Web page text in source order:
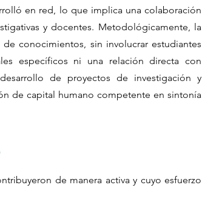
en red, lo que implica una colaboración
y docentes. Metodológicamente, la
conocimientos, sin involucrar estudiantes
específicos ni una relación directa con
de proyectos de investigación y
de capital humano competente en sintonía
de manera activa y cuyo esfuerzo